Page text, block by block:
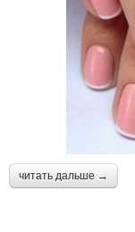
читать дальше →